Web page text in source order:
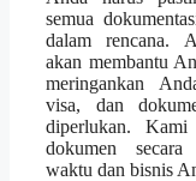
semua
dalam rencana.
akan membantu
meringankan
visa, dan
diperlukan. Kami
dokumen
waktu dan bisnis